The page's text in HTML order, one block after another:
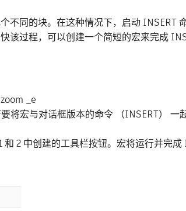
不同的块。在这种情况下，启动 INSERT
过程，可以创建一个简短的宏来完成
_e
宏与对话框版本的命令 （INSERT） 一
2 中创建的工具栏按钮。宏将运行并完成